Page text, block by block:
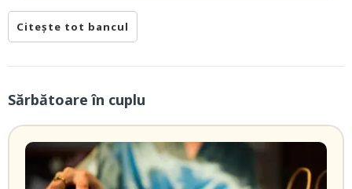
Citește tot bancul
Sărbătoare în cuplu